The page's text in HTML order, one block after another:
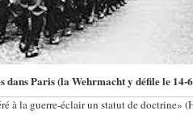
dans Paris (la Wehrmacht y défile le 14-
à la guerre-éclair un statut de doctrine»